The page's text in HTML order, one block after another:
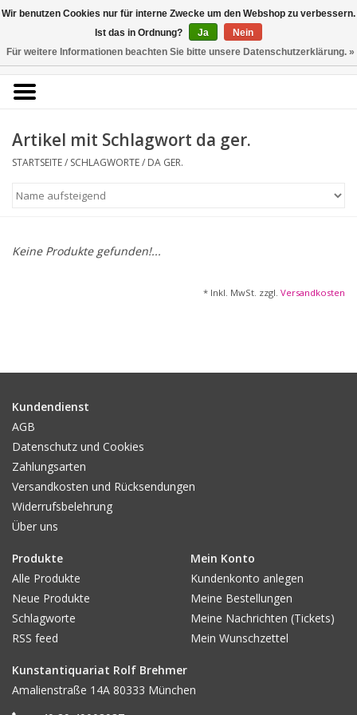
0 Artikel - €0,00
Kunstantiquariat
Rolf Brehmer
Portal für Grafik aus 5
KÜNSTLERLISTE
Startseite
Alle Werke
Fotografie
Varia & Rara
Kunst-Doku
Artikel mit Schlagwort da ger.
STARTSEITE/ SCHLAGWORTE/ DA GER.
Keine Produkte gefunden!...
* Inkl. MwSt. zzgl. Versandkosten
Kundendienst
AGB
Datenschutz und Cookies
Zahlungsarten
Versandkosten und Rücksendungen
Widerrufsbelehrung
Über uns
Produkte
Alle Produkte
Neue Produkte
Schlagworte
RSS feed
Mein Konto
Kundenkonto anlegen
Meine Bestellungen
Meine Nachrichten (Tickets)
Mein Wunschzettel
Kunstantiquariat Rolf Brehmer
Amalienstraße 14A 80333 München
Wir benutzen Cookies nur für interne Zwecke um den Webshop zu verbessern.
Ist das in Ordnung?
Ja
Nein
Für weitere Informationen beachten Sie bitte unsere Datenschutzerklärung. »